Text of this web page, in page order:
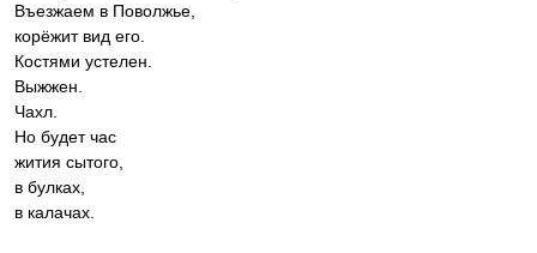
Въезжаем в Поволжье,
корёжит вид его.
Костями устелен.
Выжжен.
Чахл.
Но будет час
жития сытого,
в булках,
в калачах.